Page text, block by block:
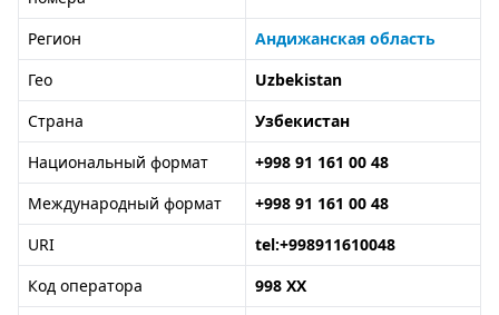
Регион
Андижанская область
Гео
Uzbekistan
Страна
Узбекистан
Национальный формат
+998 91 161 00 48
Международный формат
+998 91 161 00 48
URI
tel:+998911610048
Код оператора
998 XX